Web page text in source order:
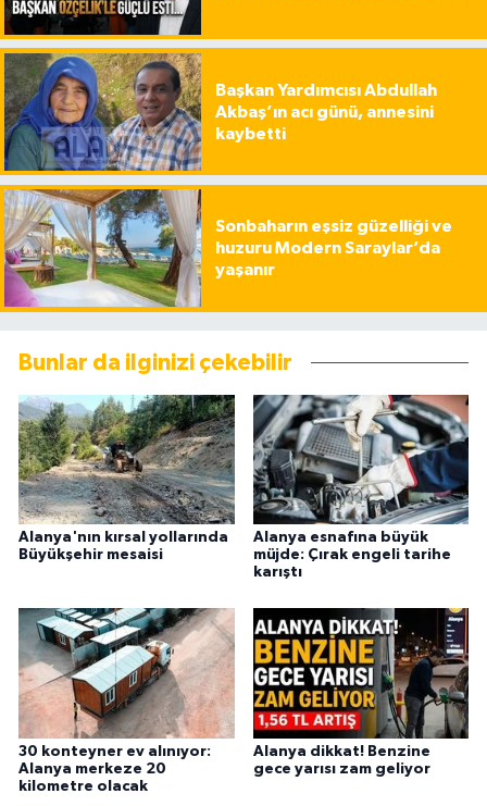
Başkan Yardımcısı Abdullah
Akbaş’ın acı günü, annesini
kaybetti
Sonbaharın eşsiz güzelliği ve
huzuru Modern Saraylar’da
yaşanır
Bunlar da ilginizi çekebilir
Alanya'nın kırsal yollarında
Büyükşehir mesaisi
Alanya esnafına büyük
müjde: Çırak engeli tarihe
karıştı
30 konteyner ev alınıyor:
Alanya merkeze 20
kilometre olacak
Alanya dikkat! Benzine
gece yarısı zam geliyor